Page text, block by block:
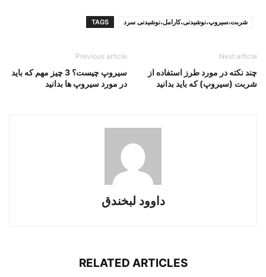
TAGS شربت،سیروپ،نوشیدنی،کارامل،نوشیدنی سرد
Previous article
سیروپ چیست؟ 3 چیز مهم که باید
در مورد سیروپ ها بدانید
Next article
چند نکته در مورد طرز استفاده از
شربت (سیروپ) که باید بدانید
داوود لبخندق
RELATED ARTICLES